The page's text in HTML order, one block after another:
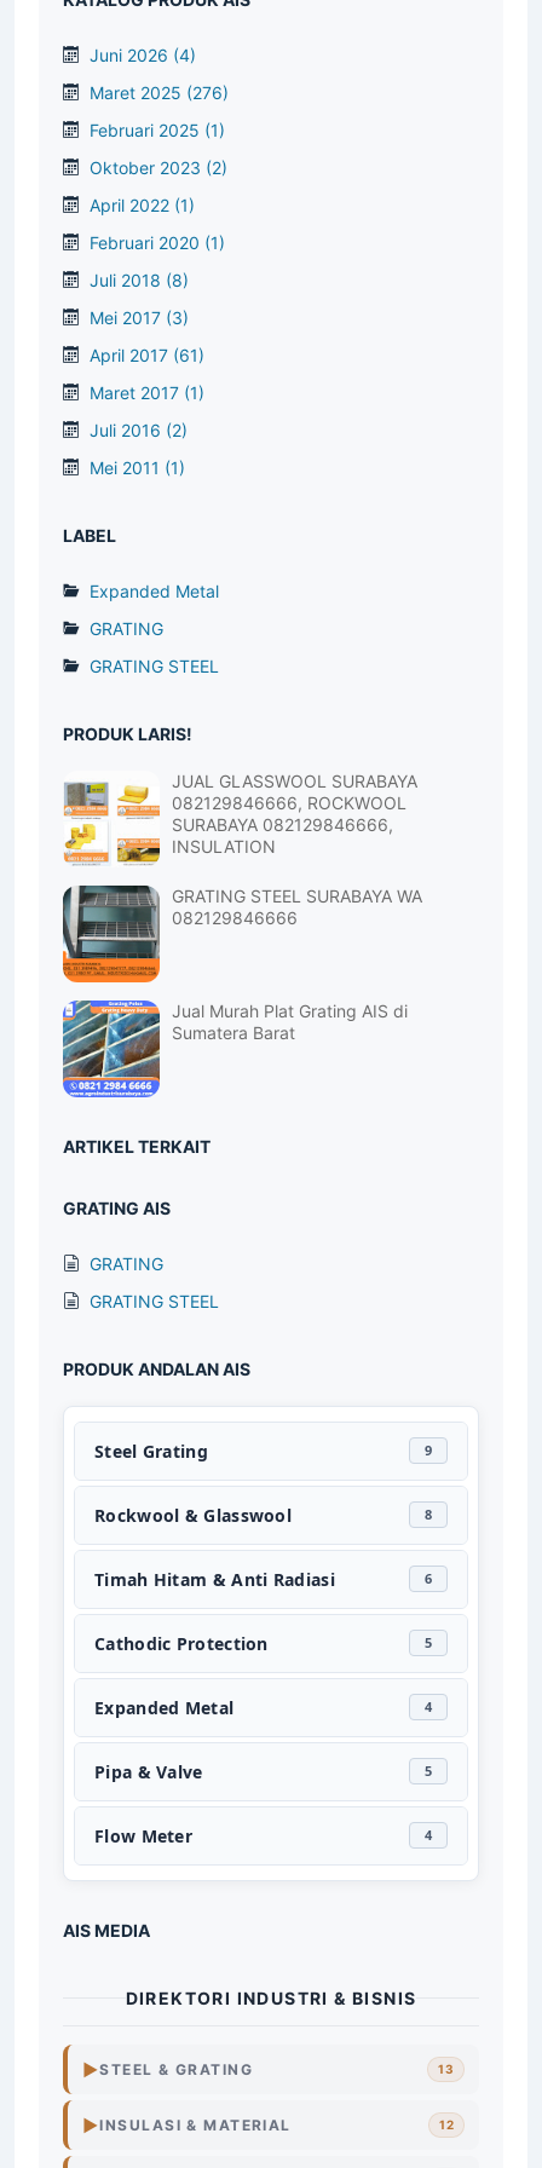
Juni 2026 (4)
Maret 2025 (276)
Februari 2025 (1)
Oktober 2023 (2)
April 2022 (1)
Februari 2020 (1)
Juli 2018 (8)
Mei 2017 (3)
April 2017 (61)
Maret 2017 (1)
Juli 2016 (2)
Mei 2011 (1)
LABEL
Expanded Metal
GRATING
GRATING STEEL
PRODUK LARIS!
JUAL GLASSWOOL SURABAYA
082129846666, ROCKWOOL
SURABAYA 082129846666,
INSULATION
GRATING STEEL SURABAYA WA
082129846666
Jual Murah Plat Grating AIS di
Sumatera Barat
ARTIKEL TERKAIT
GRATING AIS
GRATING
GRATING STEEL
PRODUK ANDALAN AIS
Steel Grating 9
Rockwool & Glasswool 8
Timah Hitam & Anti Radiasi 6
Cathodic Protection 5
Expanded Metal 4
Pipa & Valve 5
Flow Meter 4
AIS MEDIA
DIREKTORI INDUSTRI & BISNIS
▶STEEL & GRATING 13
Steel Grating Surabaya
▶INSULASI & MATERIAL 12